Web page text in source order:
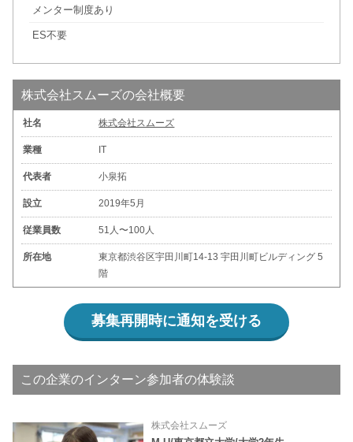
メンター制度あり
ES不要
株式会社スムーズの会社概要
社名 株式会社スムーズ
業種 IT
代表者 小泉拓
設立 2019年5月
従業員数 51人〜100人
所在地
東京都渋谷区宇田川町14-13 宇田川町ビルディング 5
階
募集再開時に通知を受ける
この企業のインターン参加者の体験談
株式会社スムーズ